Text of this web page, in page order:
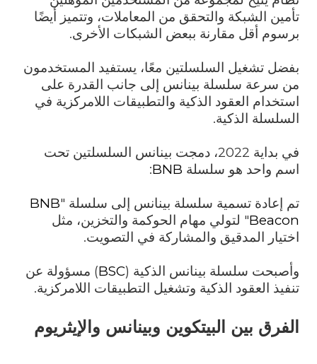
تأمين الشبكة والتحقق من المعاملات، وتتميز أيضًا
برسوم أقل مقارنة ببعض الشبكات الأخرى.
بفضل تشغيل السلسلتين معًا، يستفيد المستخدمون
من سرعة سلسلة بينانس إلى جانب القدرة على
استخدام العقود الذكية والتطبيقات اللامركزية في
السلسلة الذكية.
في بداية 2022، دمجت بينانس السلسلتين تحت
اسم واحد هو سلسلة BNB
:
تم إعادة تسمية سلسلة بينانس إلى سلسلة "BNB
Beacon" لتولي مهام الحوكمة والتخزين، مثل
اختيار المدقيق والمشاركة في التصويت.
وأصبحت سلسلة بينانس الذكية (BSC) مسؤولة عن
تنفيذ العقود الذكية وتشغيل التطبيقات اللامركزية.
الفرق بين البيتكوين وبينانس والإيثريوم